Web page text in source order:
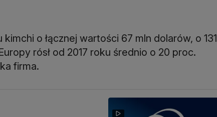
o łącznej wartości 67 mln dolarów, o 131
rósł od 2017 roku średnio o 20 proc.
firma.